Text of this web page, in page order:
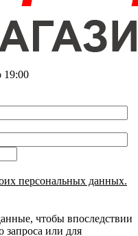
19:00
персональных данных.
чтобы впоследствии
запроса или для